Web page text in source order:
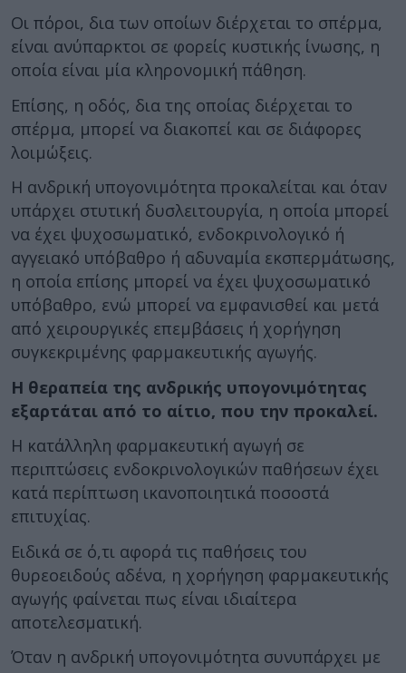
Οι πόροι, δια των οποίων διέρχεται το σπέρμα,
είναι ανύπαρκτοι σε φορείς κυστικής ίνωσης, η
οποία είναι μία κληρονομική πάθηση.
Επίσης, η οδός, δια της οποίας διέρχεται το
σπέρμα, μπορεί να διακοπεί και σε διάφορες
λοιμώξεις.
Η ανδρική υπογονιμότητα προκαλείται και όταν
υπάρχει στυτική δυσλειτουργία, η οποία μπορεί
να έχει ψυχοσωματικό, ενδοκρινολογικό ή
αγγειακό υπόβαθρο ή αδυναμία εκσπερμάτωσης,
η οποία επίσης μπορεί να έχει ψυχοσωματικό
υπόβαθρο, ενώ μπορεί να εμφανισθεί και μετά
από χειρουργικές επεμβάσεις ή χορήγηση
συγκεκριμένης φαρμακευτικής αγωγής.
Η θεραπεία της ανδρικής υπογονιμότητας
εξαρτάται από το αίτιο, που την προκαλεί.
Η κατάλληλη φαρμακευτική αγωγή σε
περιπτώσεις ενδοκρινολογικών παθήσεων έχει
κατά περίπτωση ικανοποιητικά ποσοστά
επιτυχίας.
Ειδικά σε ό,τι αφορά τις παθήσεις του
θυρεοειδούς αδένα, η χορήγηση φαρμακευτικής
αγωγής φαίνεται πως είναι ιδιαίτερα
αποτελεσματική.
Όταν η ανδρική υπογονιμότητα συνυπάρχει με